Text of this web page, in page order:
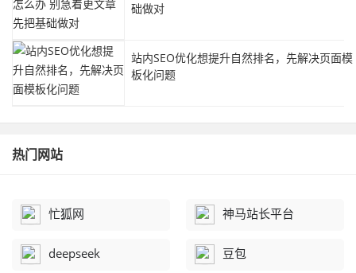
础做对
站内SEO优化想提升自然排名，先解决页面模
板化问题
热门网站
忙狐网 神马站长平台
deepseek 豆包